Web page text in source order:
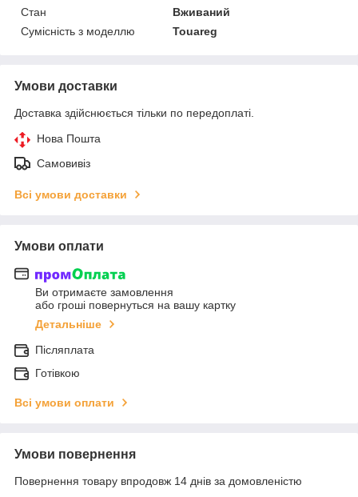
Стан
Вживаний
Сумісність з моделлю
Touareg
Умови доставки
Доставка здійснюється тільки по передоплаті.
Нова Пошта
Самовивіз
Всі умови доставки
Умови оплати
Ви отримаєте замовлення
або гроші повернуться на вашу картку
Детальніше
Післяплата
Готівкою
Всі умови оплати
Умови повернення
Повернення товару впродовж 14 днів за домовленістю